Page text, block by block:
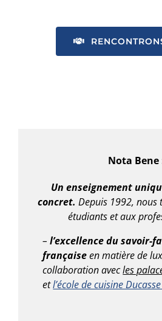
Nota Bene
Un enseignement
concret. Depuis 1992,
étudiants et aux
–l’excellence du savoir-
françaiseen matière de
collaboration avecles
etl’école de cuisine